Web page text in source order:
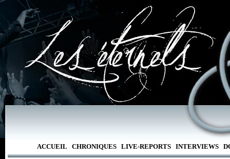
ACCUEIL CHRONIQUES LIVE-REPORTS INTERVIEWS